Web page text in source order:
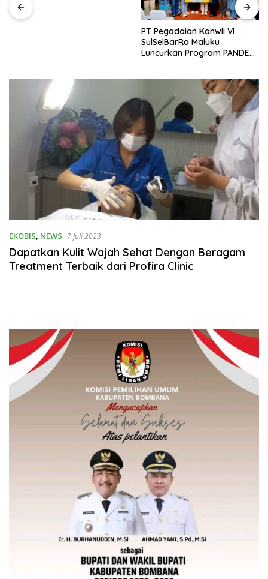
PT Pegadaian Kanwil VI
SulSelBarRa Maluku
Luncurkan Program PANDE
EKOBIS, NEWS 7 Juli 2023
Dapatkan Kulit Wajah Sehat Dengan Beragam
Treatment Terbaik dari Profira Clinic